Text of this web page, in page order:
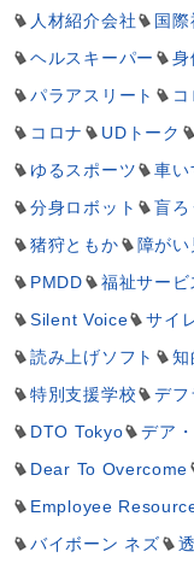
人材紹介会社
国
ヘルスキーパー
身
パラアスリート
コロナ
UDトーク
ゆるスポーツ
車い
分身ロボット
盲ろ
猪狩ともか
障がい
PMDD
福祉サービ
Silent Voice
サイ
読み上げソフト
知
特別支援学校
デフ
DTO Tokyo
デア
Dear To Overcome
Employee
バイボーン ネズ